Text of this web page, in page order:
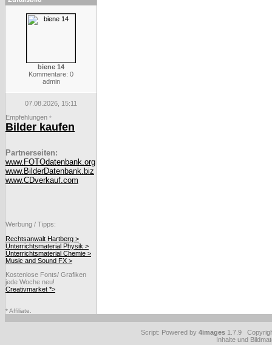
biene 14
Kommentare: 0
admin
07.08.2026, 15:11
Empfehlungen *
Bilder kaufen
Partnerseiten:
www.FOTOdatenbank.org
www.BilderDatenbank.biz
www.CDverkauf.com
Werbung / Tipps:
Rechtsanwalt Hartberg >
Unterrichtsmaterial Physik >
Unterrichtsmaterial Chemie >
Music and Sound FX >
Kostenlose Fonts/ Grafiken
jede Woche neu!
Creativmarket *>
* Affiliate.
Script: Powered by 4images 1.7.9
Inhalte und